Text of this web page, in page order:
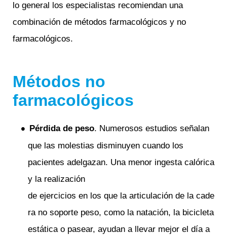
lo general los especialistas recomiendan una
combinación de métodos farmacológicos y no
farmacológicos.
Métodos no
farmacológicos
Pérdida de peso. Numerosos estudios señalan
que las molestias disminuyen cuando los
pacientes adelgazan. Una menor ingesta calórica
y la realización
de ejercicios en los que la articulación de la cade
ra no soporte peso, como la natación, la bicicleta
estática o pasear, ayudan a llevar mejor el día a